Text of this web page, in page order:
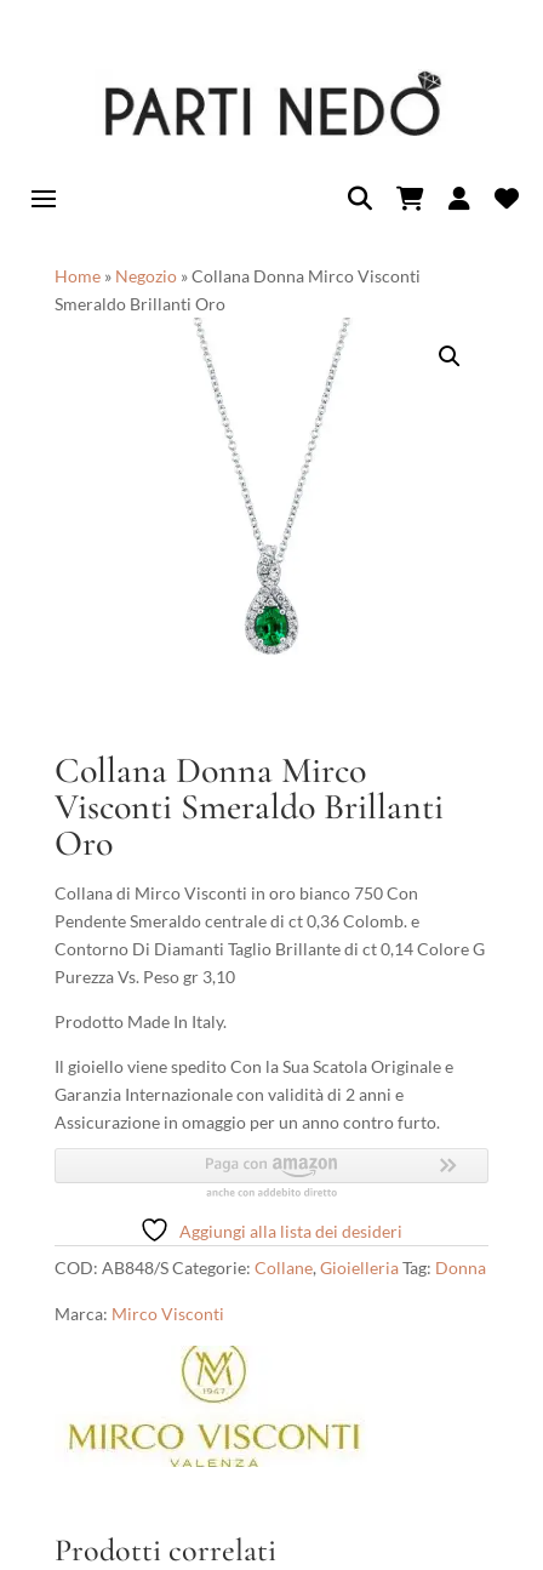
Home» Negozio»Collana Donna Mirco Visconti
Smeraldo Brillanti Oro
Collana Donna Mirco
Visconti Smeraldo Brillanti
Oro
Collana di Mirco Visconti in oro bianco 750 Con
Pendente Smeraldo centrale di ct 0,36 Colomb. e
Contorno Di Diamanti Taglio Brillante di ct 0,14 Colore G
Purezza Vs. Peso gr 3,10
Prodotto Made In Italy.
Il gioiello viene spedito Con la Sua Scatola Originale e
Garanzia Internazionale con validità di 2 anni e
Assicurazione in omaggio per un anno contro furto.
Aggiungi alla lista dei desideri
COD: AB848/SCategorie: Collane, GioielleriaTag: Donna
Marca: Mirco Visconti
Prodotti correlati